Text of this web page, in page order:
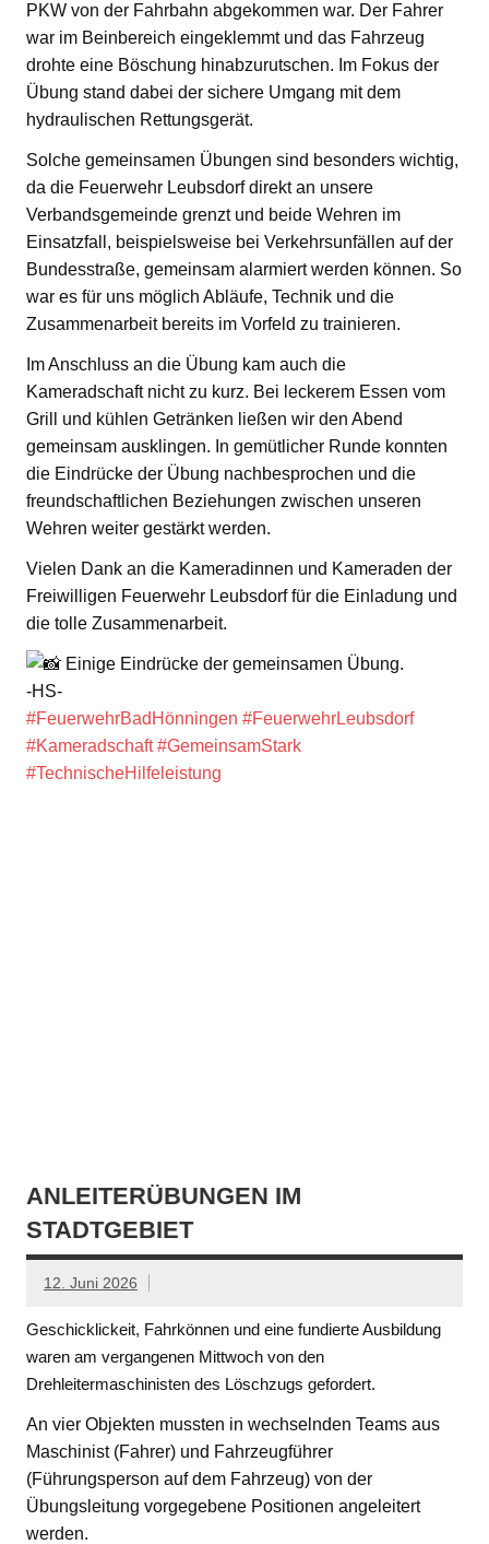
PKW von der Fahrbahn abgekommen war. Der Fahrer
war im Beinbereich eingeklemmt und das Fahrzeug
drohte eine Böschung hinabzurutschen. Im Fokus der
Übung stand dabei der sichere Umgang mit dem
hydraulischen Rettungsgerät.
Solche gemeinsamen Übungen sind besonders wichtig,
da die Feuerwehr Leubsdorf direkt an unsere
Verbandsgemeinde grenzt und beide Wehren im
Einsatzfall, beispielsweise bei Verkehrsunfällen auf der
Bundesstraße, gemeinsam alarmiert werden können. So
war es für uns möglich Abläufe, Technik und die
Zusammenarbeit bereits im Vorfeld zu trainieren.
Im Anschluss an die Übung kam auch die
Kameradschaft nicht zu kurz. Bei leckerem Essen vom
Grill und kühlen Getränken ließen wir den Abend
gemeinsam ausklingen. In gemütlicher Runde konnten
die Eindrücke der Übung nachbesprochen und die
freundschaftlichen Beziehungen zwischen unseren
Wehren weiter gestärkt werden.
Vielen Dank an die Kameradinnen und Kameraden der
Freiwilligen Feuerwehr Leubsdorf für die Einladung und
die tolle Zusammenarbeit.
Einige Eindrücke der gemeinsamen Übung.
-HS-
#FeuerwehrBadHönningen #FeuerwehrLeubsdorf
#Kameradschaft #GemeinsamStark
#TechnischeHilfeleistung
ANLEITERÜBUNGEN IM
STADTGEBIET
12. Juni 2026
Geschicklickeit, Fahrkönnen und eine fundierte Ausbildung
waren am vergangenen Mittwoch von den
Drehleitermaschinisten des Löschzugs gefordert.
An vier Objekten mussten in wechselnden Teams aus
Maschinist (Fahrer) und Fahrzeugführer
(Führungsperson auf dem Fahrzeug) von der
Übungsleitung vorgegebene Positionen angeleitert
werden.